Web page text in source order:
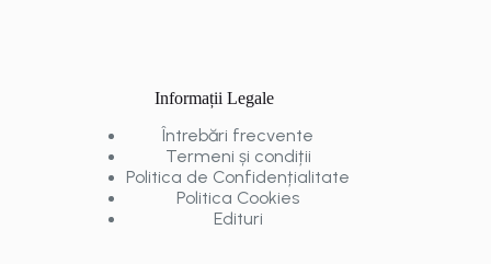
Informații Legale
Întrebări frecvente
Termeni și condiții
Politica de Confidențialitate
Politica Cookies
Edituri